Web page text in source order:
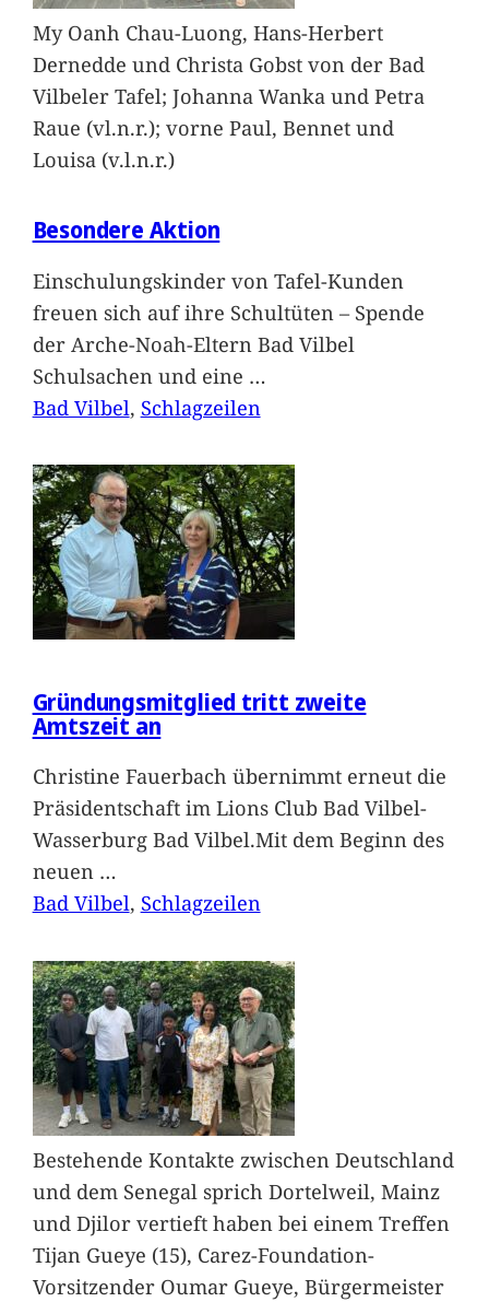
My Oanh Chau-Luong, Hans-Herbert
Dernedde und Christa Gobst von der Bad
Vilbeler Tafel; Johanna Wanka und Petra
Raue (vl.n.r.); vorne Paul, Bennet und
Louisa (v.l.n.r.)
Besondere Aktion
Einschulungskinder von Tafel-Kunden
freuen sich auf ihre Schultüten – Spende
der Arche-Noah-Eltern Bad Vilbel
Schulsachen und eine …
Bad Vilbel, Schlagzeilen
Gründungsmitglied tritt zweite
Amtszeit an
Christine Fauerbach übernimmt erneut die
Präsidentschaft im Lions Club Bad Vilbel-
Wasserburg Bad Vilbel.Mit dem Beginn des
neuen …
Bad Vilbel, Schlagzeilen
Bestehende Kontakte zwischen Deutschland
und dem Senegal sprich Dortelweil, Mainz
und Djilor vertieft haben bei einem Treffen
Tijan Gueye (15), Carez-Foundation-
Vorsitzender Oumar Gueye, Bürgermeister